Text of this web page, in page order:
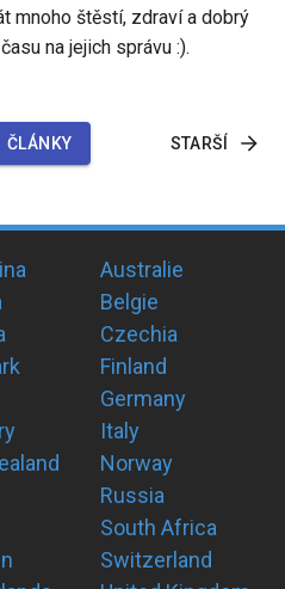
mnoho štěstí, zdraví a dobrý
na jejich správu :).
ČLÁNKY STARŠÍ
Australie
Belgie
Czechia
Finland
Germany
Italy
Norway
Russia
South Africa
Switzerland